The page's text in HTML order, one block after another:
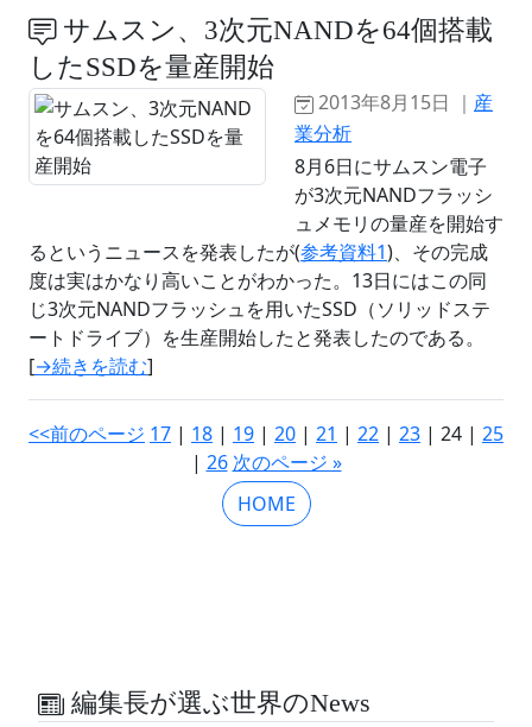
サムスン、3次元NANDを64個搭載
したSSDを量産開始
2013年8月15日 ｜ 産
業分析
8月6日にサムスン電子
が3次元NANDフラッシ
ュメモリの量産を開始す
るというニュースを発表したが(参考資料1)、その完成
度は実はかなり高いことがわかった。13日にはこの同
じ3次元NANDフラッシュを用いたSSD（ソリッドステ
ートドライブ）を生産開始したと発表したのである。
[→続きを読む]
<<前のページ 17 | 18 | 19 | 20 | 21 | 22 | 23 | 24 | 25
| 26 次のページ »
HOME
編集長が選ぶ世界のNews